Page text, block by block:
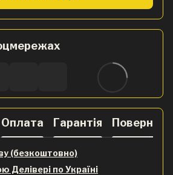
Оплата Гарантія
(безкоштовно)
Делівері по Україні